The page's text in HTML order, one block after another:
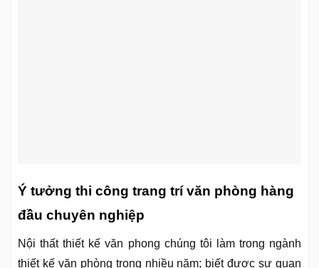
Ý tưởng thi công trang trí văn phòng hàng
đầu chuyên nghiệp
Nội thất thiết kế văn phong chúng tôi làm trong ngành
thiết kế văn phòng trong nhiều năm; biết được sự quan